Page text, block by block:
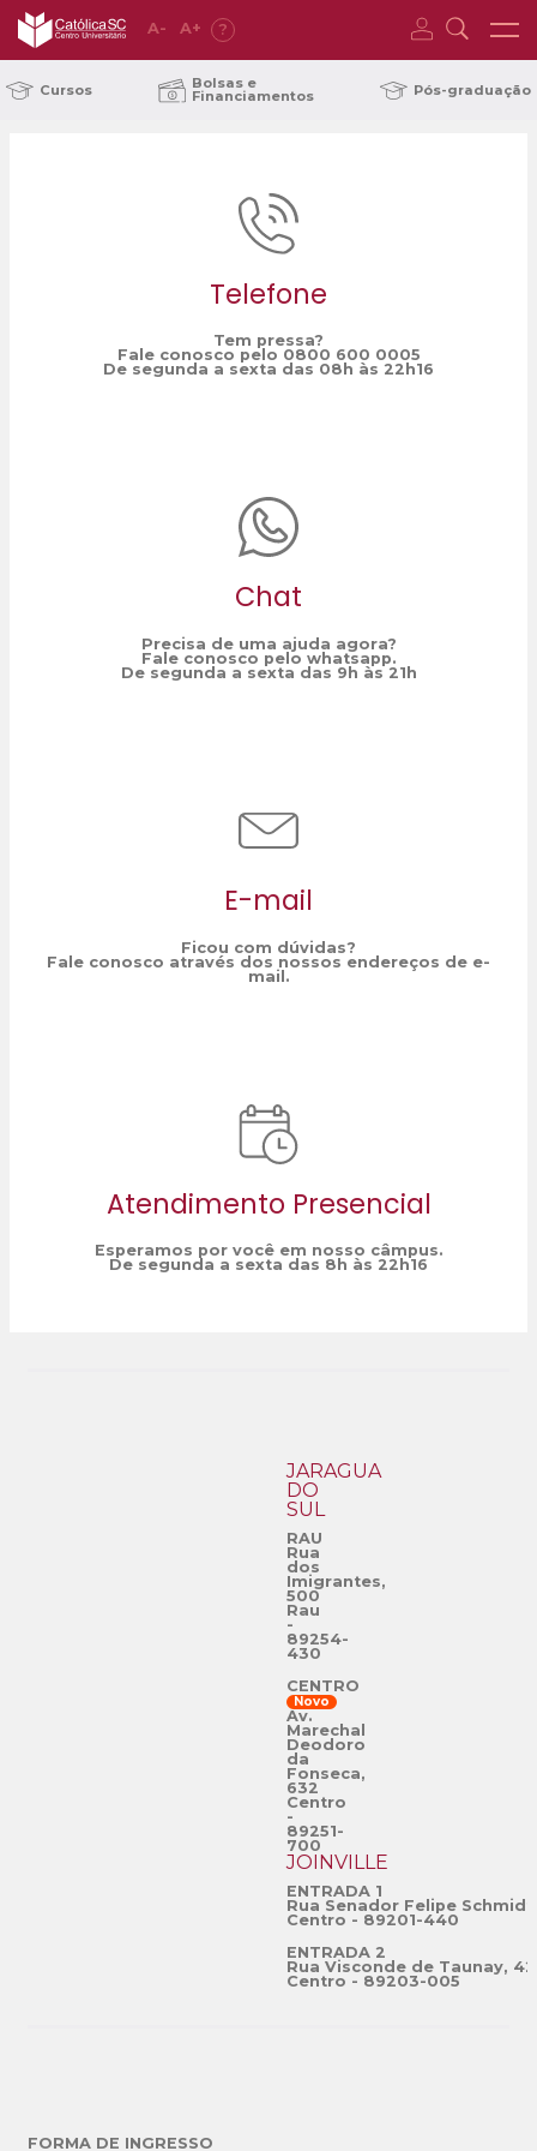
A- A+ ?
Cursos Bolsas e
Financiamentos Pós-graduação
Telefone
Tem pressa?
Fale conosco pelo 0800 600 0005
De segunda a sexta das 08h às 22h16
Chat
Precisa de uma ajuda agora?
Fale conosco pelo whatsapp.
De segunda a sexta das 9h às 21h
E-mail
Ficou com dúvidas?
Fale conosco através dos nossos endereços de e-
mail.
Atendimento Presencial
Esperamos por você em nosso câmpus.
De segunda a sexta das 8h às 22h16
JARAGUÁ
DO
SUL
RAU
Rua
dos
Imigrantes,
500
Rau
-
89254-
430
CENTRO
Novo
Av.
Marechal
Deodoro
da
Fonseca,
632
Centro
-
89251-
700
JOINVILLE
ENTRADA 1
Rua Senador Felipe
Centro - 89201-440
ENTRADA 2
Rua Visconde de Taunay,
Centro - 89203-005
FORMA DE INGRESSO